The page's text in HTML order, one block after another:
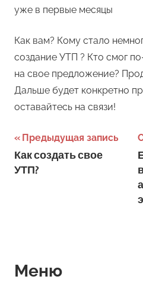
уже в первые месяцы
Как вам? Кому стало
создание УТП ? Кто смог
на свое предложение?
Дальше будет конкретно
оставайтесь на связи!
Навигация
по
Предыдущая запись
Как создать свое
УТП?
Меню